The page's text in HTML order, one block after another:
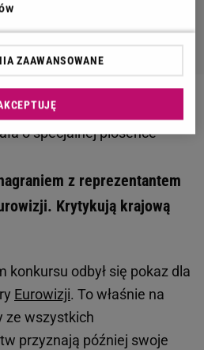
nadal chce jechac? na
o specjalnej piosence
z reprezentantem
Krytykują krajową
konkursu odbył się pokaz dla
Eurowizji. To właśnie na
ze wszystkich
przyznają później swoje
ZAAWANSOWANE